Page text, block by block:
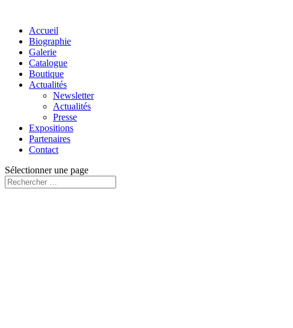
Accueil
Biographie
Galerie
Catalogue
Boutique
Actualités
Newsletter
Actualités
Presse
Expositions
Partenaires
Contact
Sélectionner une page